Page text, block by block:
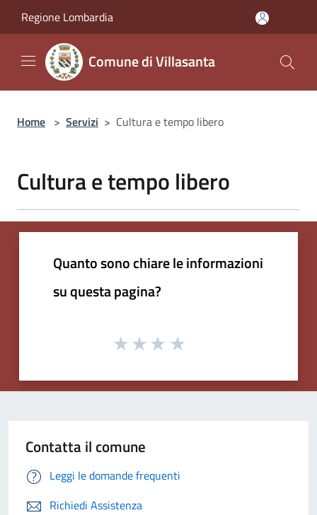
Regione Lombardia
Comune di Villasanta
Home > Servizi > Cultura e tempo libero
Cultura e tempo libero
Quanto sono chiare le informazioni
su questa pagina?
Contatta il comune
Leggi le domande frequenti
Richiedi Assistenza